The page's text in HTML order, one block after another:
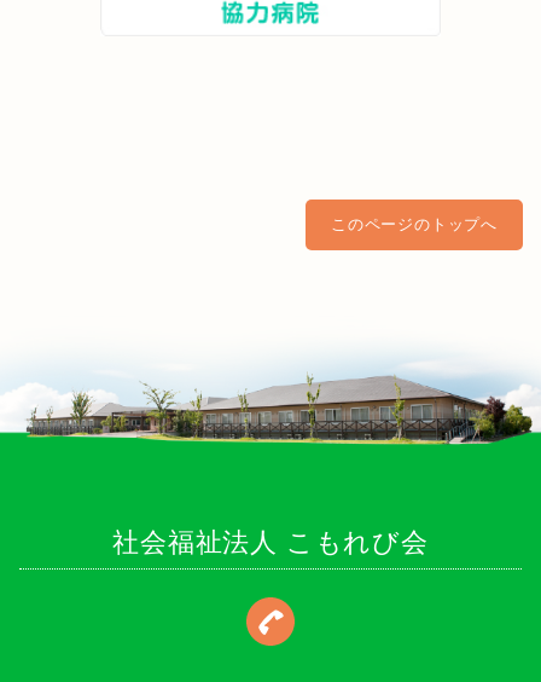
このページのトップへ
社会福祉法人 こもれび会